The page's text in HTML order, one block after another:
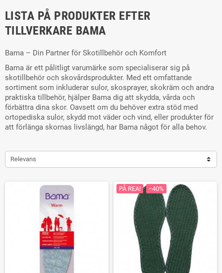
LISTA PÅ PRODUKTER EFTER
TILLVERKARE BAMA
Bama – Din Partner för Skotillbehör och Komfort
Bama är ett pålitligt varumärke som specialiserar sig på
skotillbehör och skovårdsprodukter. Med ett omfattande
sortiment som inkluderar sulor, skosprayer, skokräm och andra
praktiska tillbehör, hjälper Bama dig att skydda, vårda och
förbättra dina skor. Oavsett om du behöver extra stöd med
ortopediska sulor, skydd mot väder och vind, eller produkter för
att förlänga skornas livslängd, har Bama något för alla behov.
Relevans
PÅ REA! −40%